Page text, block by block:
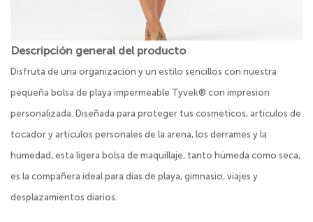
Descripción general del producto
Disfruta de una organización y un estilo sencillos con nuestra
pequeña bolsa de playa impermeable Tyvek® con impresión
personalizada. Diseñada para proteger tus cosméticos, artículos de
tocador y artículos personales de la arena, los derrames y la
humedad, esta ligera bolsa de maquillaje, tanto húmeda como seca,
es la compañera ideal para días de playa, gimnasio, viajes y
desplazamientos diarios.